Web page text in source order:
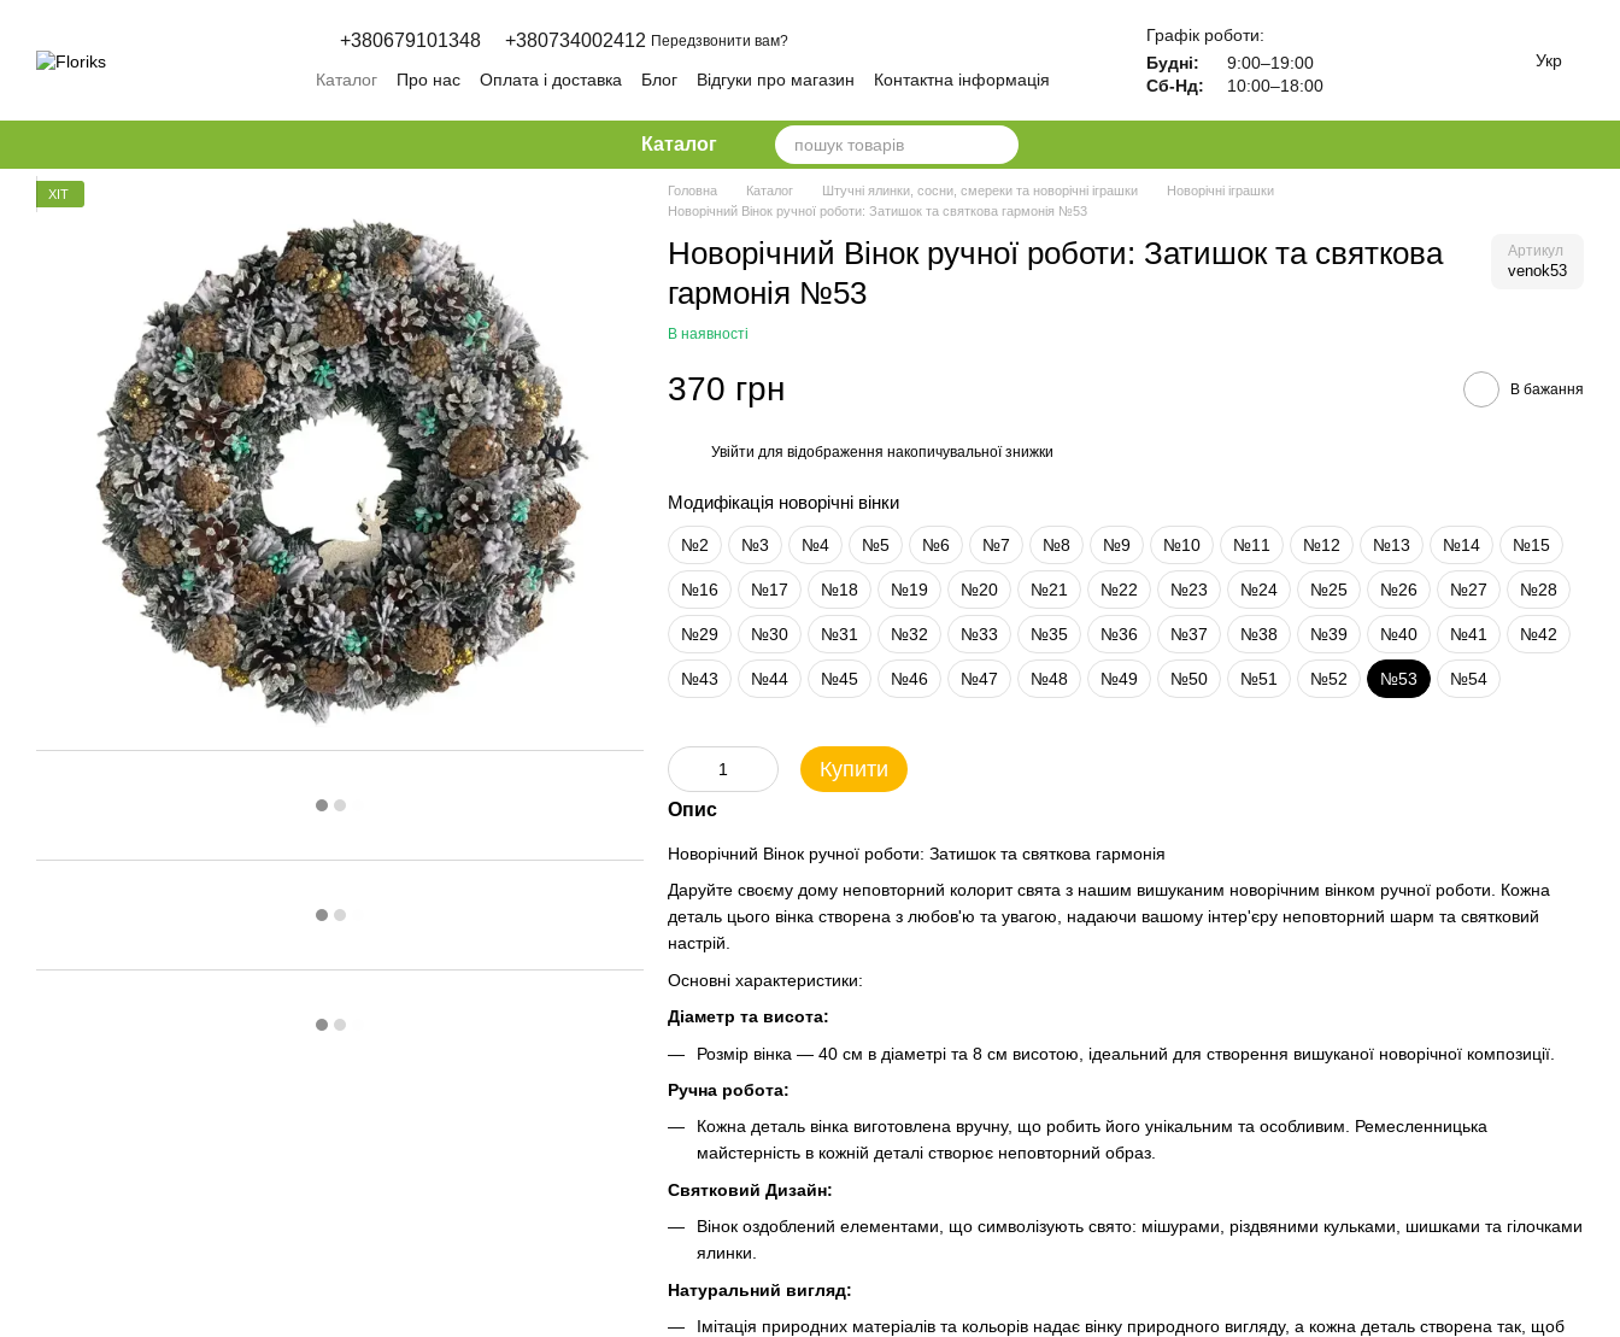
+380679101348 +380734002412 Передзвонити вам?
Каталог Про нас Оплата і доставка Блог Відгуки про магазин
Контактна інформація
Графік роботи:
Будні:
9:00–19:00
Сб-Нд:
10:00–18:00
Укр
Каталог
ХІТ Головна Каталог Штучні ялинки, сосни, смереки та новорічні іграшки
Новорічні іграшки
Новорічний Вінок ручної роботи: Затишок та святкова гармонія №53
Новорічний Вінок ручної роботи: Затишок та святкова
гармонія №53
Артикул
venok53
В наявності
370 грн В бажання
Увійти для відображення накопичувальної знижки
Модифікація новорічні вінки
№2 №3 №4 №5 №6 №7 №8 №9 №10 №11 №12 №13 №14 №15
№16 №17 №18 №19 №20 №21 №22 №23 №24 №25 №26 №27 №28
№29 №30 №31 №32 №33 №35 №36 №37 №38 №39 №40 №41 №42
№43 №44 №45 №46 №47 №48 №49 №50 №51 №52 №53 №54
Купити
Опис
Новорічний Вінок ручної роботи: Затишок та святкова гармонія
Даруйте своєму дому неповторний колорит свята з нашим вишуканим новорічним вінком ручної роботи. Кожна
деталь цього вінка створена з любов'ю та увагою, надаючи вашому інтер'єру неповторний шарм та святковий
настрій.
Основні характеристики:
Діаметр та висота:
Розмір вінка — 40 см в діаметрі та 8 см висотою, ідеальний для створення вишуканої новорічної композиції.
Ручна робота:
Кожна деталь вінка виготовлена вручну, що робить його унікальним та особливим. Ремесленницька
майстерність в кожній деталі створює неповторний образ.
Святковий Дизайн:
Вінок оздоблений елементами, що символізують свято: мішурами, різдвяними кульками, шишками та гілочками
ялинки.
Натуральний вигляд:
Імітація природних матеріалів та кольорів надає вінку природного вигляду, а кожна деталь створена так, щоб